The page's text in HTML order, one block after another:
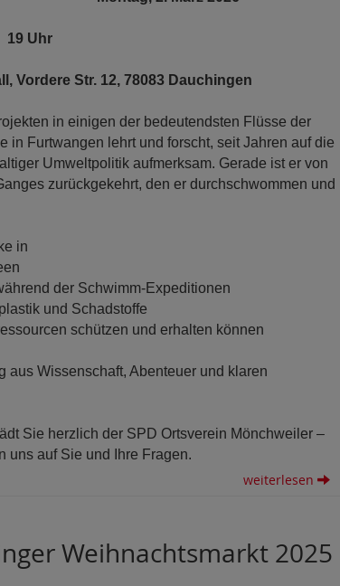
19 Uhr
Vordere Str. 12, 78083 Dauchingen
in einigen der bedeutendsten Flüsse der
in Furtwangen lehrt und forscht, seit Jahren auf die
Umweltpolitik aufmerksam. Gerade ist er von
zurückgekehrt, den er durchschwommen und
in
der Schwimm-Expeditionen
und Schadstoffe
schützen und erhalten können
aus Wissenschaft, Abenteuer und klaren
Sie herzlich der SPD Ortsverein Mönchweiler –
uns auf Sie und Ihre Fragen.
weiterlesen
Weihnachtsmarkt 2025